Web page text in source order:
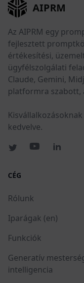
AIPRM
Az AIPRM egy
fejlesztett
értékesítési,
ügyfélszolgálati
Claude, Gemini,
platformra szabott,
kedvelve.
CÉG
Rólunk
Iparágak (en)
Funkciók
Generatív
intelligencia